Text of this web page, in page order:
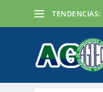
TENDENCIAS: